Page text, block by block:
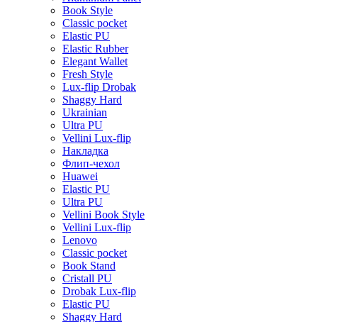
Book Style
Classic pocket
Elastic PU
Elastic Rubber
Elegant Wallet
Fresh Style
Lux-flip Drobak
Shaggy Hard
Ukrainian
Ultra PU
Vellini Lux-flip
Накладка
Флип-чехол
Huawei
Elastic PU
Ultra PU
Vellini Book Style
Vellini Lux-flip
Lenovo
Classic pocket
Book Stand
Cristall PU
Drobak Lux-flip
Elastic PU
Shaggy Hard